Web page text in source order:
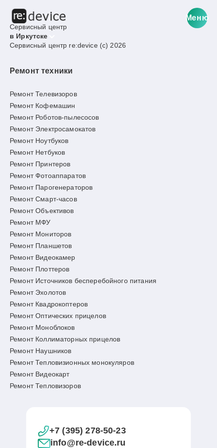
Сервисный центр
в Иркутске
Меню
Сервисный центр re:device (c) 2026
Ремонт техники
Ремонт Телевизоров
Ремонт Кофемашин
Ремонт Роботов-пылесосов
Ремонт Электросамокатов
Ремонт Ноутбуков
Ремонт Нетбуков
Ремонт Принтеров
Ремонт Фотоаппаратов
Ремонт Парогенераторов
Ремонт Смарт-часов
Ремонт Объективов
Ремонт МФУ
Ремонт Мониторов
Ремонт Планшетов
Ремонт Видеокамер
Ремонт Плоттеров
Ремонт Источников бесперебойного питания
Ремонт Эхолотов
Ремонт Квадрокоптеров
Ремонт Оптических прицелов
Ремонт Моноблоков
Ремонт Коллиматорных прицелов
Ремонт Наушников
Ремонт Тепловизионных монокуляров
Ремонт Видеокарт
Ремонт Тепловизоров
+7 (395) 278-50-23
info@re-device.ru